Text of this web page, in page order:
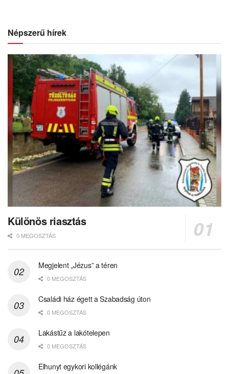
Népszerű hírek
Különös riasztás
0 MEGOSZTÁS
Megjelent „Jézus” a téren
0 MEGOSZTÁS
Családi ház égett a Szabadság úton
0 MEGOSZTÁS
Lakástűz a lakótelepen
0 MEGOSZTÁS
Elhunyt egykori kollégánk